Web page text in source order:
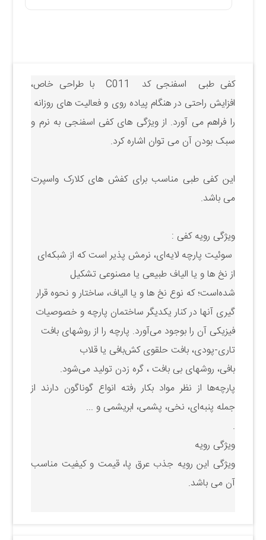
کفی طبی اسفنجی کد C011
با طراحی خاص،
افزایش راحتی در هنگام پیاده روی و فعالیت های روزانه
را فراهم می آورد. از ویژگی های کفی اسفنجی به نرم و
سبک بودن آن می توان اشاره کرد.
این کفی طبی مناسب برای کفش های کلارک واسپرت
می باشد.
ویژگی رویه کفی :
سوئیت پارچه لایه‌ای، نرمش ‌پذیر است که از شبکه‌ای
از نخ ها و یا الیاف طبیعی یا مصنوعی تشکیل
شده‌است؛ که نوع نخ ها و یا الیاف، ساختار و نحوه قرار
گیری آنها در کنار یکدیگر ساختمان پارچه و خصوصیات
فیزیکی آن را بوجود می‌آورد. پارچه را از روشهای بافت
تاری-پودی، بافت حلقوی کش‌بافی یا قلاب
بافی، روشهای بی بافت ، گره زدن تولید می‌شود.
پارچه‌ها از نظر مواد بکار رفته انواع گوناگون دارند از
جمله پنبه‌ای، نخی، پشمی، ابریشمی و ...
.
ویژگی رویه
ویژگی این رویه جذب عرق پا، قیمت و کیفیت مناسب
آن می باشد.